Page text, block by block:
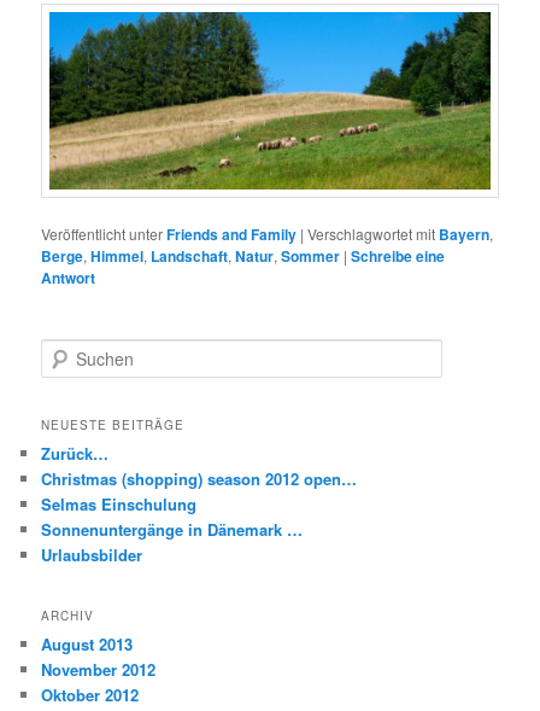
Veröffentlicht unterFriends and Family |Verschlagwortet mit Bayern,
Berge,Himmel, Landschaft,Natur,Sommer |Schreibe eine
Antwort
u
h
n
NEUESTE BEITRÄGE
Zurück…
Christmas (shopping) season 2012 open…
Selmas Einschulung
Sonnenuntergänge in Dänemark …
Urlaubsbilder
ARCHIV
August 2013
November 2012
Oktober 2012